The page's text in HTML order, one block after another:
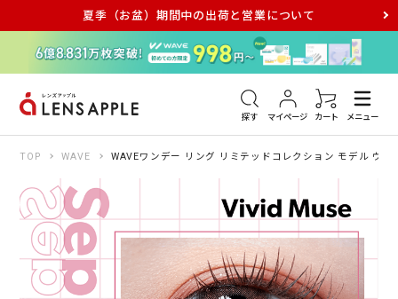
夏季（お盆）期間中の出荷と営業について
探す マイページ カート メニュー
アキュビュー メダリスト メガネ
TOP WAVE WAVEワンデー リング リミテッドコレクション モデル ヴ